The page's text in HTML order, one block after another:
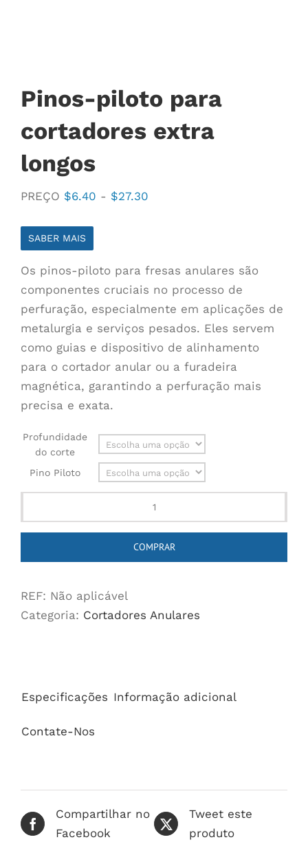
Pinos-piloto para
cortadores extra
longos
PREÇO $6.40 - $27.30
a
$27.30
SABER MAIS
Os pinos-piloto para fresas anulares são
componentes cruciais no processo de
perfuração, especialmente em aplicações de
metalurgia e serviços pesados. Eles servem
como guias e dispositivo de alinhamento
para o cortador anular ou a furadeira
magnética, garantindo a perfuração mais
precisa e exata.
Profundidade
do corte
Pino Piloto
Pins
for
Cutters
COMPRAR
REF: Não aplicável
Categoria: Cortadores Anulares
Especificações Informação adicional
Contate-Nos
Compartilhar no
Facebook
Tweet este
produto